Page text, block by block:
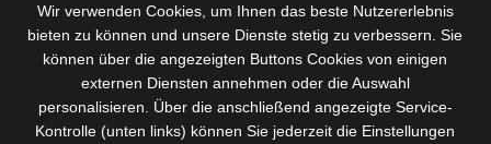
Wir verwenden Cookies, um Ihnen das beste Nutzererlebnis
bieten zu können und unsere Dienste stetig zu verbessern . Sie
können über die angezeigten Buttons Cookies von einigen
externen Diensten annehmen oder die Auswahl
personalisieren. Über die anschließend angezeigte Service-
Kontrolle (unten links) können Sie jederzeit die Einstellungen